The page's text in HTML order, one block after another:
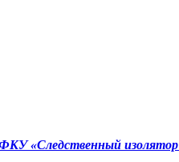
«Следственный